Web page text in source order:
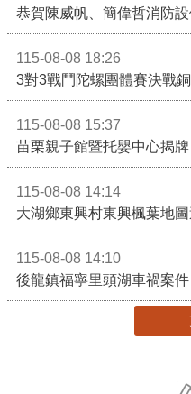
恭賀陳威帆、簡偉哲消防
115-08-08 18:26
115-08-08 15:37
115-08-08 14:14
大湖鄉東興村東興楓葉地
115-08-08 14:10
後龍鎮福寧里頭湖車禍案件